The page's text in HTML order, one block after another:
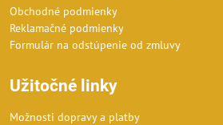
Obchodné podmienky
Reklamačné podmienky
Formulár na odstúpenie od zmluvy
Užitočné linky
Možnosti dopravy a platby